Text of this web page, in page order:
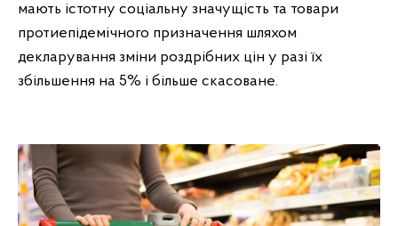
мають істотну соціальну значущість та товари
протиепідемічного призначення шляхом
декларування зміни роздрібних цін у разі їх
збільшення на 5% і більше скасоване.